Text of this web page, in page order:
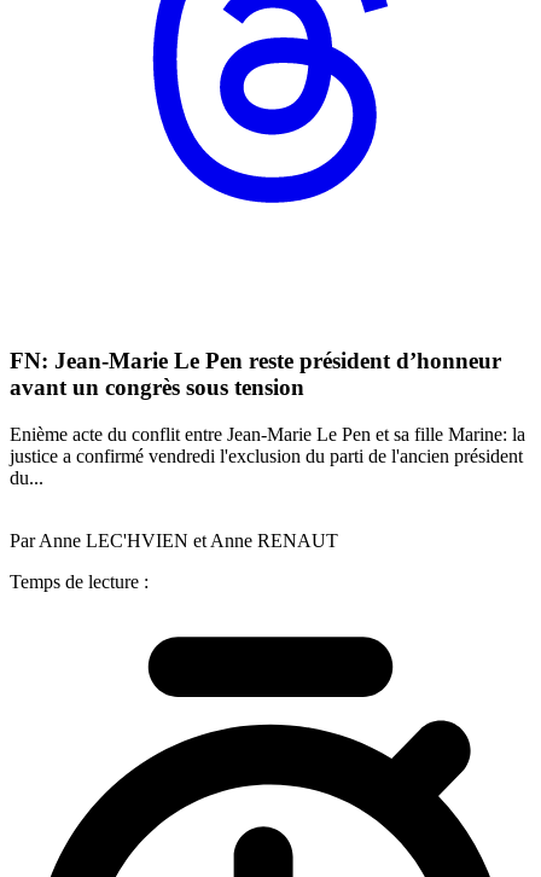
FN: Jean-Marie Le Pen reste président d’honneur
avant un congrès sous tension
Enième acte du conflit entre Jean-Marie Le Pen et sa fille Marine: la
justice a confirmé vendredi l'exclusion du parti de l'ancien président
du...
Par Anne LEC'HVIEN et Anne RENAUT
Temps de lecture :